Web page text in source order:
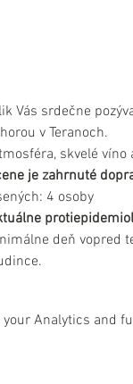
Vás srdečne
v Teranoch.
skvelé
je zahrnuté
4 osoby
deň vopred
Analytics and